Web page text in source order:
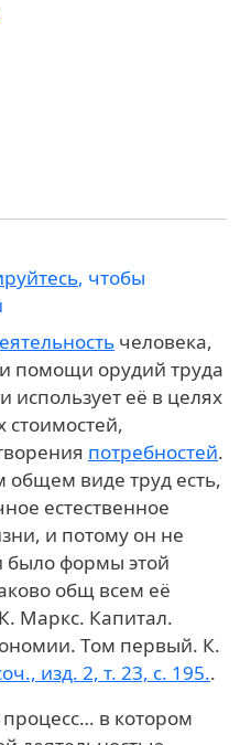
, чтобы
человека,
помощи орудий труда
использует её в целях
стоимостей,
потребностей.
общем виде труд есть,
естественное
и потому он не
было формы этой
общ всем её
К. Маркс. Капитал.
Том первый. К.
изд. 2, т. 23, с. 195..
в котором